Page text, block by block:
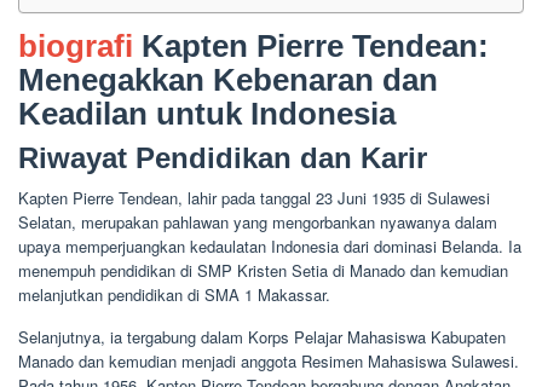
biografi Kapten Pierre Tendean:
Menegakkan Kebenaran dan
Keadilan untuk Indonesia
Riwayat Pendidikan dan Karir
Kapten Pierre Tendean, lahir pada tanggal 23 Juni 1935 di Sulawesi
Selatan, merupakan pahlawan yang mengorbankan nyawanya dalam
upaya memperjuangkan kedaulatan Indonesia dari dominasi Belanda. Ia
menempuh pendidikan di SMP Kristen Setia di Manado dan kemudian
melanjutkan pendidikan di SMA 1 Makassar.
Selanjutnya, ia tergabung dalam Korps Pelajar Mahasiswa Kabupaten
Manado dan kemudian menjadi anggota Resimen Mahasiswa Sulawesi.